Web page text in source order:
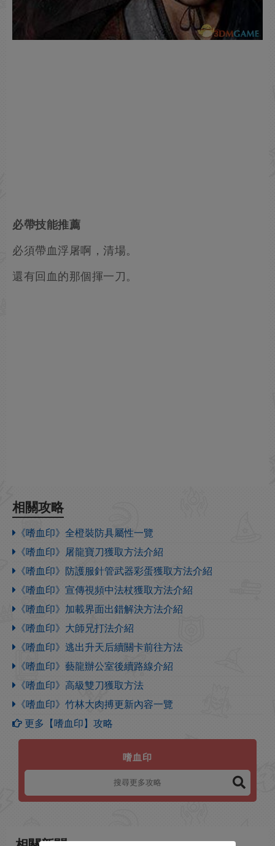
必帶技能推薦
必須帶血浮屠啊，清場。
還有回血的那個揮一刀。
相關攻略
《嗜血印》全橙裝防具屬性一覽
《嗜血印》屠龍寶刀獲取方法介紹
《嗜血印》防護服針管武器彩蛋獲取方法介紹
《嗜血印》宣傳視頻中法杖獲取方法介紹
《嗜血印》加載界面出錯解決方法介紹
《嗜血印》大師兄打法介紹
《嗜血印》逃出升天后續關卡前往方法
《嗜血印》藝龍辦公室後續路線介紹
《嗜血印》高級雙刀獲取方法
《嗜血印》竹林大肉搏更新內容一覽
更多【嗜血印】攻略
嗜血印